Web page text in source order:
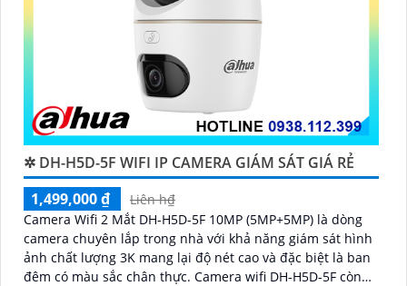
✲ DH-H5D-5F WIFI IP CAMERA GIÁM SÁT GIÁ RẺ
1,499,000 ₫
Liên h₫
Camera Wifi 2 Mắt DH-H5D-5F 10MP (5MP+5MP) là dòng
camera chuyên lắp trong nhà với khả năng giám sát hình
ảnh chất lượng 3K mang lại độ nét cao và đặc biệt là ban
đêm có màu sắc chân thực. Camera wifi DH-H5D-5F còn